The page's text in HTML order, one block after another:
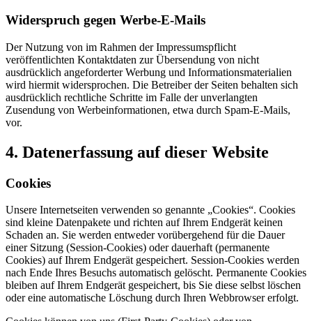
Widerspruch gegen Werbe-E-Mails
Der Nutzung von im Rahmen der Impressumspflicht
veröffentlichten Kontaktdaten zur Übersendung von nicht
ausdrücklich angeforderter Werbung und Informationsmaterialien
wird hiermit widersprochen. Die Betreiber der Seiten behalten sich
ausdrücklich rechtliche Schritte im Falle der unverlangten
Zusendung von Werbeinformationen, etwa durch Spam-E-Mails,
vor.
4. Datenerfassung auf dieser Website
Cookies
Unsere Internetseiten verwenden so genannte „Cookies“. Cookies
sind kleine Datenpakete und richten auf Ihrem Endgerät keinen
Schaden an. Sie werden entweder vorübergehend für die Dauer
einer Sitzung (Session-Cookies) oder dauerhaft (permanente
Cookies) auf Ihrem Endgerät gespeichert. Session-Cookies werden
nach Ende Ihres Besuchs automatisch gelöscht. Permanente Cookies
bleiben auf Ihrem Endgerät gespeichert, bis Sie diese selbst löschen
oder eine automatische Löschung durch Ihren Webbrowser erfolgt.